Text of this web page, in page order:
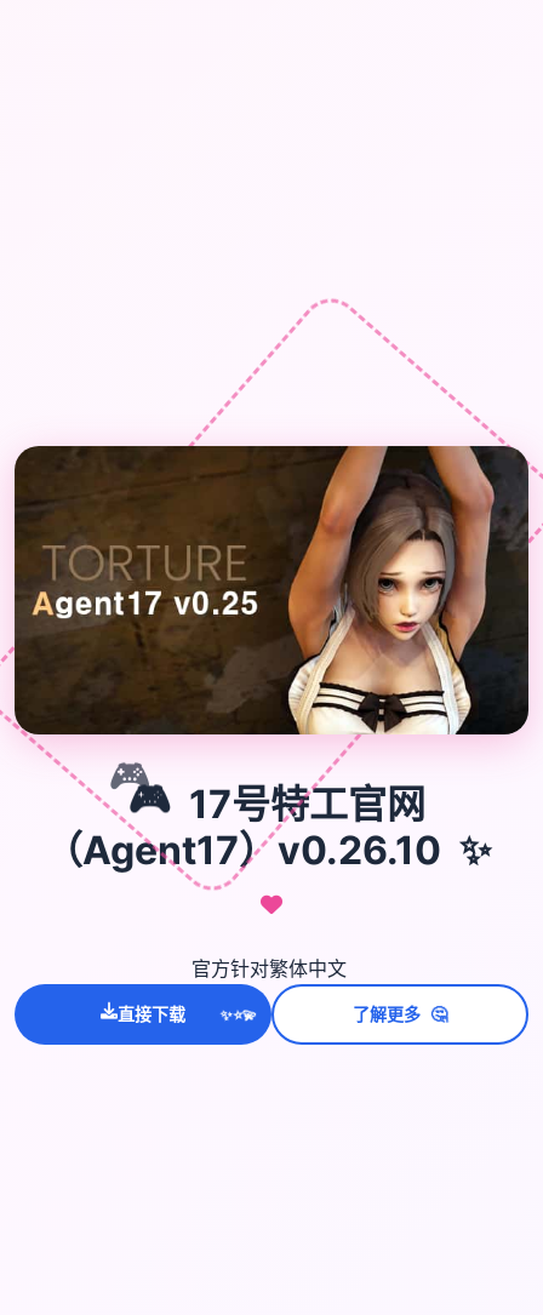
🎮
🎮 17号特工官网
（Agent17）v0.26.10 ✨
官方针对繁体中文
直接下载 ✨⭐💫 了解更多 🤔